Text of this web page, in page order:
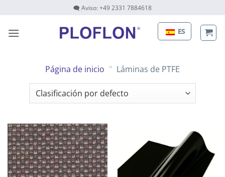
contenido
🗨 Aviso: +49 2331 7884618
ES
Página de inicio " Láminas de PTFE